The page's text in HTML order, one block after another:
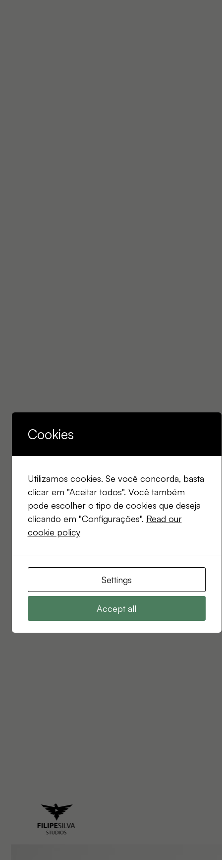
Cookies
Utilizamos cookies. Se você concorda, basta
clicar em "Aceitar todos". Você também
pode escolher o tipo de cookies que deseja
clicando em "Configurações". Read our
cookie policy
Settings
Accept all